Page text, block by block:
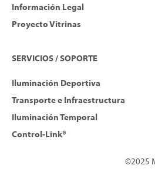
Información Legal
Proyecto Vitrinas
SERVICIOS / SOPORTE
Iluminación Deportiva
Transporte e Infraestructura
Iluminación Temporal
Control-Link®
©2025